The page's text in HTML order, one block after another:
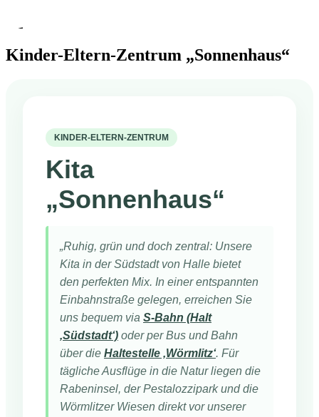
Kinder-Eltern-Zentrum „Sonnenhaus“
KINDER-ELTERN-ZENTRUM
Kita
„Sonnenhaus“
„Ruhig, grün und doch zentral: Unsere
Kita in der Südstadt von Halle bietet
den perfekten Mix. In einer entspannten
Einbahnstraße gelegen, erreichen Sie
uns bequem via S-Bahn (Halt
‚Südstadt‘) oder per Bus und Bahn
über die Haltestelle ‚Wörmlitz‘. Für
tägliche Ausflüge in die Natur liegen die
Rabeninsel, der Pestalozzipark und die
Wörmlitzer Wiesen direkt vor unserer